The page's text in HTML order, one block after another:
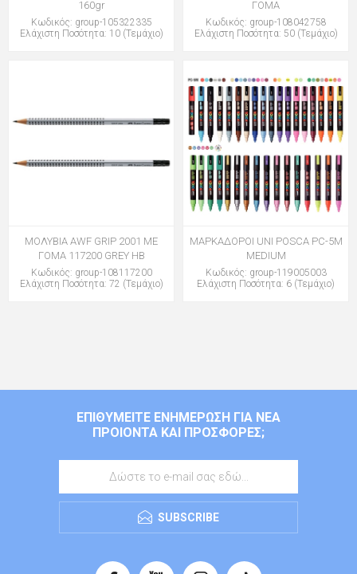
160gr
Κωδικός: group-105322335
Ελάχιστη Ποσότητα: 10 (Τεμάχιο)
ΓΟΜΑ
Κωδικός: group-108042758
Ελάχιστη Ποσότητα: 50 (Τεμάχιο)
ΜΟΛΥΒΙΑ AWF GRIP 2001 ME
ΓΟΜΑ 117200 GREY HB
Κωδικός: group-108117200
Ελάχιστη Ποσότητα: 72 (Τεμάχιο)
ΜΑΡΚΑΔΟΡΟΙ UNI POSCA PC-5M
MEDIUM
Κωδικός: group-119005003
Ελάχιστη Ποσότητα: 6 (Τεμάχιο)
ΕΠΙΘΥΜΕΊΤΕ ΕΝΗΜΈΡΩΣΗ ΓΙΑ ΝΈΑ
ΠΡΟΙΌΝΤΑ ΚΑΙ ΠΡΟΣΦΟΡΈΣ;
SUBSCRIBE